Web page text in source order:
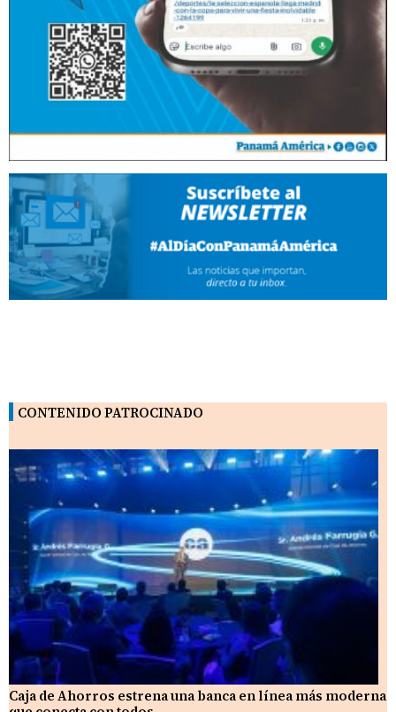
CONTENIDO PATROCINADO
Caja de Ahorros estrena una banca en línea más moderna